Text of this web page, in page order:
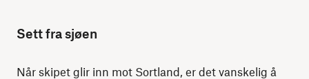
Sett fra sjøen
Når skipet glir inn mot Sortland, er det vanskelig å